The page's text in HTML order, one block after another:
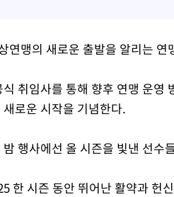
연맹의 새로운 출발을 알리는
취임사를 통해 향후 연맹 운
로운 시작을 기념한다.
행사에선 올 시즌을 빛낸 선수
한 시즌 동안 뛰어난 활약과 헌